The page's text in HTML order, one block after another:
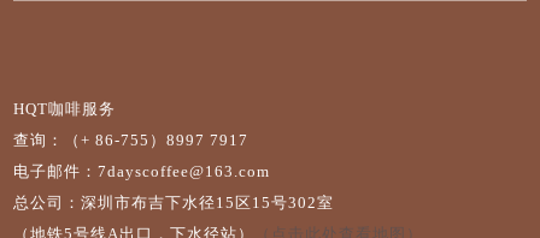
HQT咖啡服务
查询：（+ 86-755）8997 7917
电子邮件：7dayscoffee@163.com
总公司：深圳市布吉下水径15区15号302室
（地铁5号线A出口，下水径站）
（点击此处查看地图）